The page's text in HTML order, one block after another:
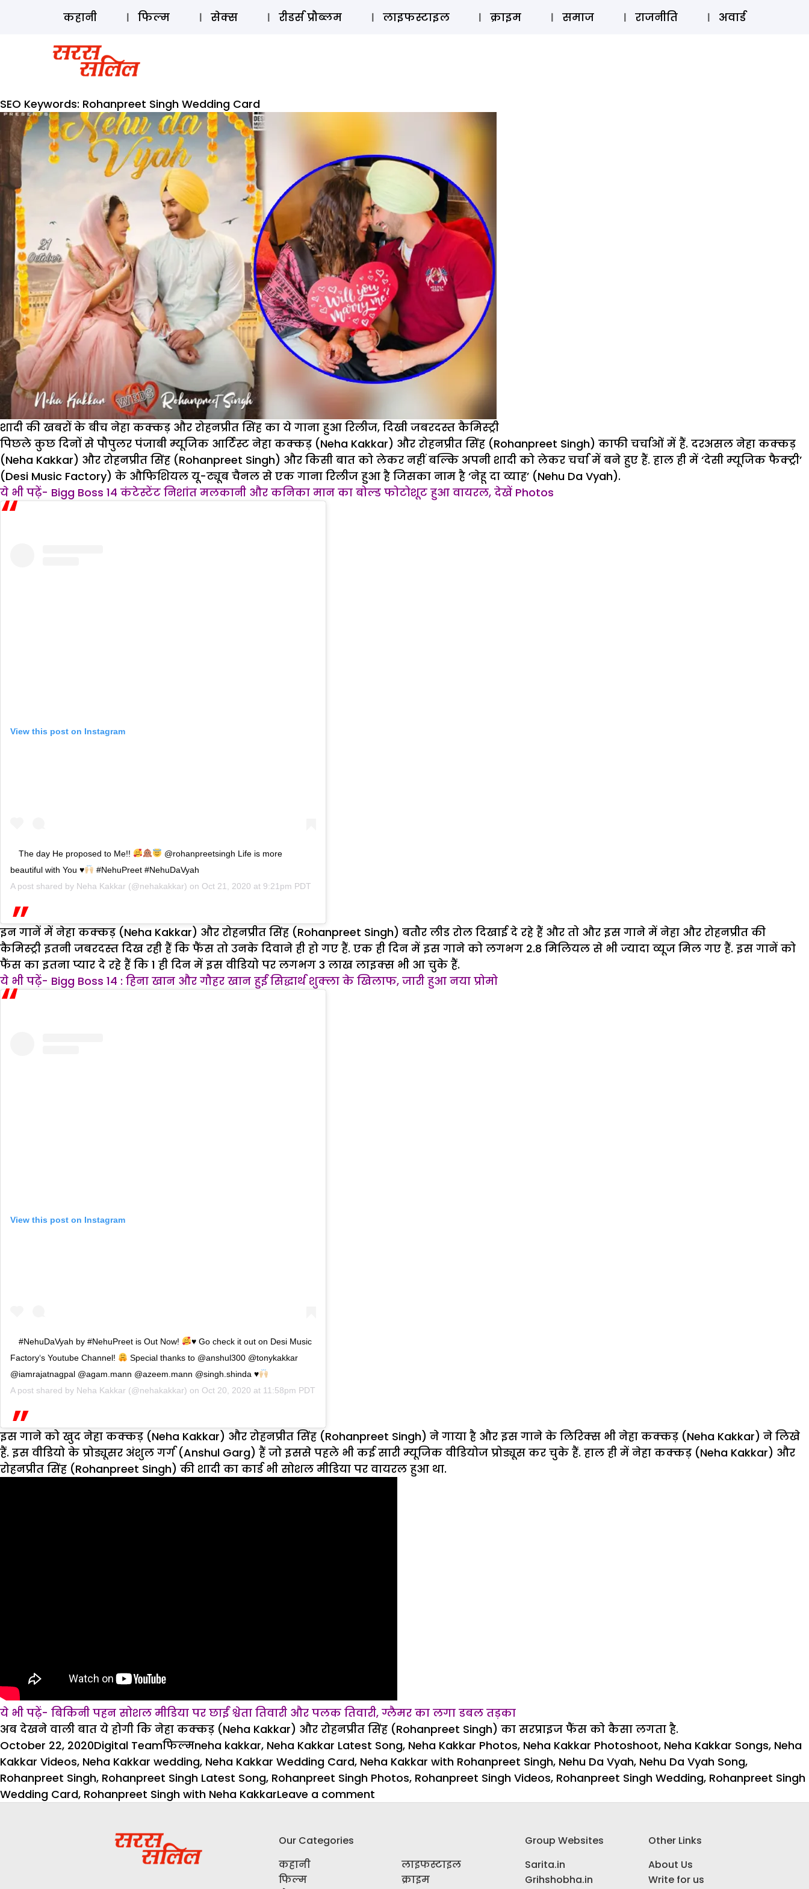
ऑडियो स्टोरी लॉग इन ⚲ SUBSCRIBE
कहानी फिल्म सेक्स रीडर्स प्रौब्लम लाइफस्टाइल क्राइम समाज राजनीति अवार्ड
SEO Keywords: Rohanpreet Singh Wedding Card
शादी की खबरों के बीच नेहा कक्कड़ और रोहनप्रीत सिंह का ये गाना हुआ रिलीज, दिखी जबरदस्त कैमिस्ट्री
पिछले कुछ दिनों से पौपुलर पंजाबी म्यूजिक आर्टिस्ट नेहा कक्कड़ (Neha Kakkar) और रोहनप्रीत सिंह (Rohanpreet Singh) काफी चर्चाओं में हैं. दरअसल नेहा कक्कड़
(Neha Kakkar) और रोहनप्रीत सिंह (Rohanpreet Singh) और किसी बात को लेकर नहीं बल्कि अपनी शादी को लेकर चर्चा में बने हुए हैं. हाल ही में ‘देसी म्यूजिक फैक्ट्री’
(Desi Music Factory) के औफिशियल यू-ट्यूब चैनल से एक गाना रिलीज हुआ है जिसका नाम है ‘नेहू दा व्याह’ (Nehu Da Vyah).
ये भी पढ़ें- Bigg Boss 14 कंटेस्टेंट निशांत मलकानी और कनिका मान का बोल्ड फोटोशूट हुआ वायरल, देखें Photos
View this post on Instagram
The day He proposed to Me!!
@rohanpreetsingh Life is more
beautiful with You ♥️
#NehuPreet #NehuDaVyah
A post shared by Neha Kakkar (@nehakakkar) on Oct 21, 2020 at 9:21pm PDT
इन गानें में नेहा कक्कड़ (Neha Kakkar) और रोहनप्रीत सिंह (Rohanpreet Singh) बतौर लीड रोल दिखाई दे रहे हैं और तो और इस गाने में नेहा और रोहनप्रीत की
कैमिस्ट्री इतनी जबरदस्त दिख रही हैं कि फैंस तो उनके दिवाने ही हो गए हैं. एक ही दिन में इस गाने को लगभग 2.8 मिलियल से भी ज्यादा व्यूज मिल गए हैं. इस गानें को
फैंस का इतना प्यार दे रहे हैं कि 1 ही दिन में इस वीडियो पर लगभग 3 लाख लाइक्स भी आ चुके हैं.
ये भी पढ़ें- Bigg Boss 14 : हिना खान और गौहर खान हुईं सिद्धार्थ शुक्ला के खिलाफ, जारी हुआ नया प्रोमो
View this post on Instagram
#NehuDaVyah by #NehuPreet is Out Now! ♥️Go check it out on Desi Music
Factory‘s Youtube Channel!
Special thanks to @anshul300 @tonykakkar
@iamrajatnagpal @agam.mann @azeem.mann @singh.shinda ♥️
A post shared by Neha Kakkar (@nehakakkar) on Oct 20, 2020 at 11:58pm PDT
इस गाने को खुद नेहा कक्कड़ (Neha Kakkar) और रोहनप्रीत सिंह (Rohanpreet Singh) ने गाया है और इस गाने के लिरिक्स भी नेहा कक्कड़ (Neha Kakkar) ने लिखे
हैं. इस वीडियो के प्रोड्यूसर अंशुल गर्ग (Anshul Garg) हैं जो इससे पहले भी कई सारी म्यूजिक वीडियोज प्रोड्यूस कर चुके हैं. हाल ही में नेहा कक्कड़ (Neha Kakkar) और
रोहनप्रीत सिंह (Rohanpreet Singh) की शादी का कार्ड भी सोशल मीडिया पर वायरल हुआ था.
ये भी पढ़ें- बिकिनी पहन सोशल मीडिया पर छाईं श्वेता तिवारी और पलक तिवारी, ग्लैमर का लगा डबल तड़का
अब देखने वाली बात ये होगी कि नेहा कक्कड़ (Neha Kakkar) और रोहनप्रीत सिंह (Rohanpreet Singh) का सरप्राइज फैंस को कैसा लगता है.
Posted
on
October 22, 2020Author
Digital TeamCategories
फिल्मTags
neha kakkar, Neha Kakkar Latest Song, Neha Kakkar Photos, Neha Kakkar Photoshoot, Neha Kakkar Songs, Neha
Kakkar Videos, Neha Kakkar wedding, Neha Kakkar Wedding Card, Neha Kakkar with Rohanpreet Singh, Nehu Da Vyah, Nehu Da Vyah Song,
Rohanpreet Singh, Rohanpreet Singh Latest Song, Rohanpreet Singh Photos, Rohanpreet Singh Videos, Rohanpreet Singh Wedding, Rohanpreet Singh
Wedding Card, Rohanpreet Singh with Neha KakkarLeave a comment
Our Categories
कहानी
फिल्म
लाइफस्टाइल
क्राइम
Group Websites
Sarita.in
Grihshobha.in
Other Links
About Us
Write for us